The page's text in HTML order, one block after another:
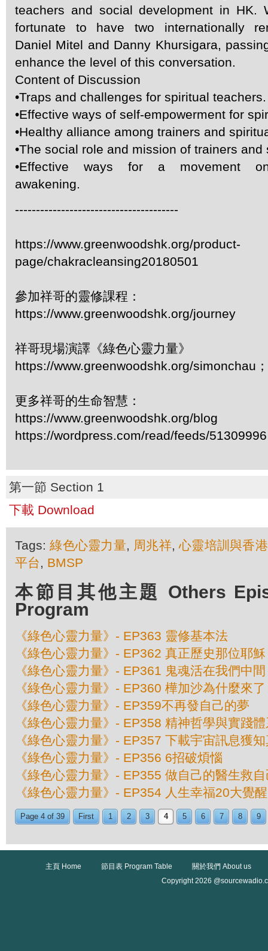
teachers and social development in HK.
fortunate to have two internationally
Daniel Mitel and Danny Khursigara,
enhance the level of this conversation.
Content of Discussion
•Traps and challenges for spiritual teachers.
•Effective ways of self-empowerment for
•Healthy alliance among trainers and
•The social role and mission of trainers
•Effective ways for a movement on
awakening.
---------------------------------------
https://www.greenwoodshk.org/product-
page/chakracleansing20180501
參加祥哥的靈修課程：
https://www.greenwoodshk.org/journey
祥哥現場演譯《綠色心靈力量》
https://www.greenwoodshk.org/simonchau
更多祥哥的生命智慧：
https://www.greenwoodshk.org/blog
https://wordpress.com/read/feeds/51309996
第一節 Section 1
下載 Download
Tags:綠色心靈力量, 周兆祥,心靈培訓與香
平台, BMSP
本節目其他主題 Others
Program
《綠色心靈力量》- EP363 靈修基本法
《綠色心靈力量》- EP362 真正歷史那位耶穌
《綠色心靈力量》- EP361 鬼魂活在我們中間
《綠色心靈力量》- EP360 樺加沙為什麼來
《綠色心靈力量》- EP359不再發自己的夢
《綠色心靈力量》- EP358 精神哲學與實踐
《綠色心靈力量》- EP357 下載宇宙訊息獲
《綠色心靈力量》- EP356 6招破煩惱
《綠色心靈力量》- EP355 做自己的醫生救
《綠色心靈力量》- EP354 人生幸福20大覺醒
Page 4 of 39 First 1 2 3 4 5 6 7 8 9
主頁 Home 節目表 Program Table
關於我們 About us
Copyright 2026